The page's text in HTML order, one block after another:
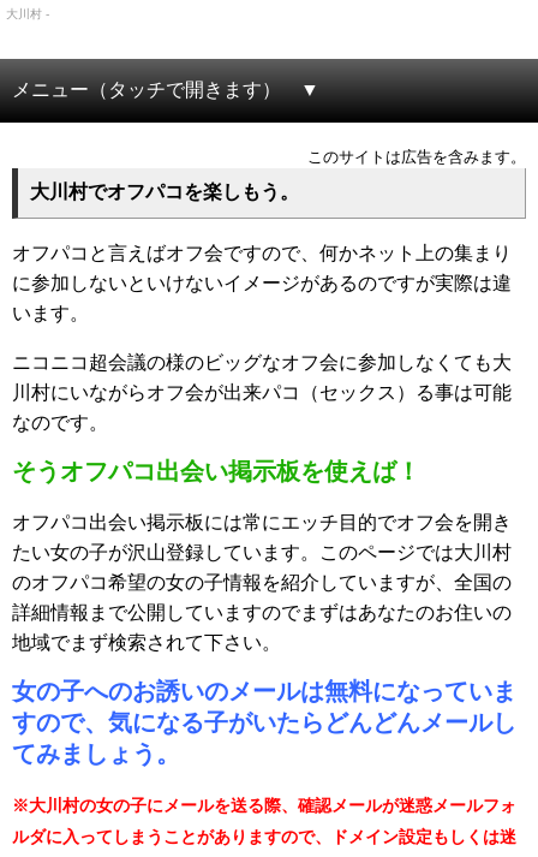
大川村 -
メニュー（タッチで開きます）
このサイトは広告を含みます。
大川村でオフパコを楽しもう。
オフパコと言えばオフ会ですので、何かネット上の集まり
に参加しないといけないイメージがあるのですが実際は違
います。
ニコニコ超会議の様のビッグなオフ会に参加しなくても大
川村にいながらオフ会が出来パコ（セックス）る事は可能
なのです。
そうオフパコ出会い掲示板を使えば！
オフパコ出会い掲示板には常にエッチ目的でオフ会を開き
たい女の子が沢山登録しています。このページでは大川村
のオフパコ希望の女の子情報を紹介していますが、全国の
詳細情報まで公開していますのでまずはあなたのお住いの
地域でまず検索されて下さい。
女の子へのお誘いのメールは無料になっていま
すので、気になる子がいたらどんどんメールし
てみましょう。
※大川村の女の子にメールを送る際、確認メールが迷惑メールフォ
ルダに入ってしまうことがありますので、ドメイン設定もしくは迷